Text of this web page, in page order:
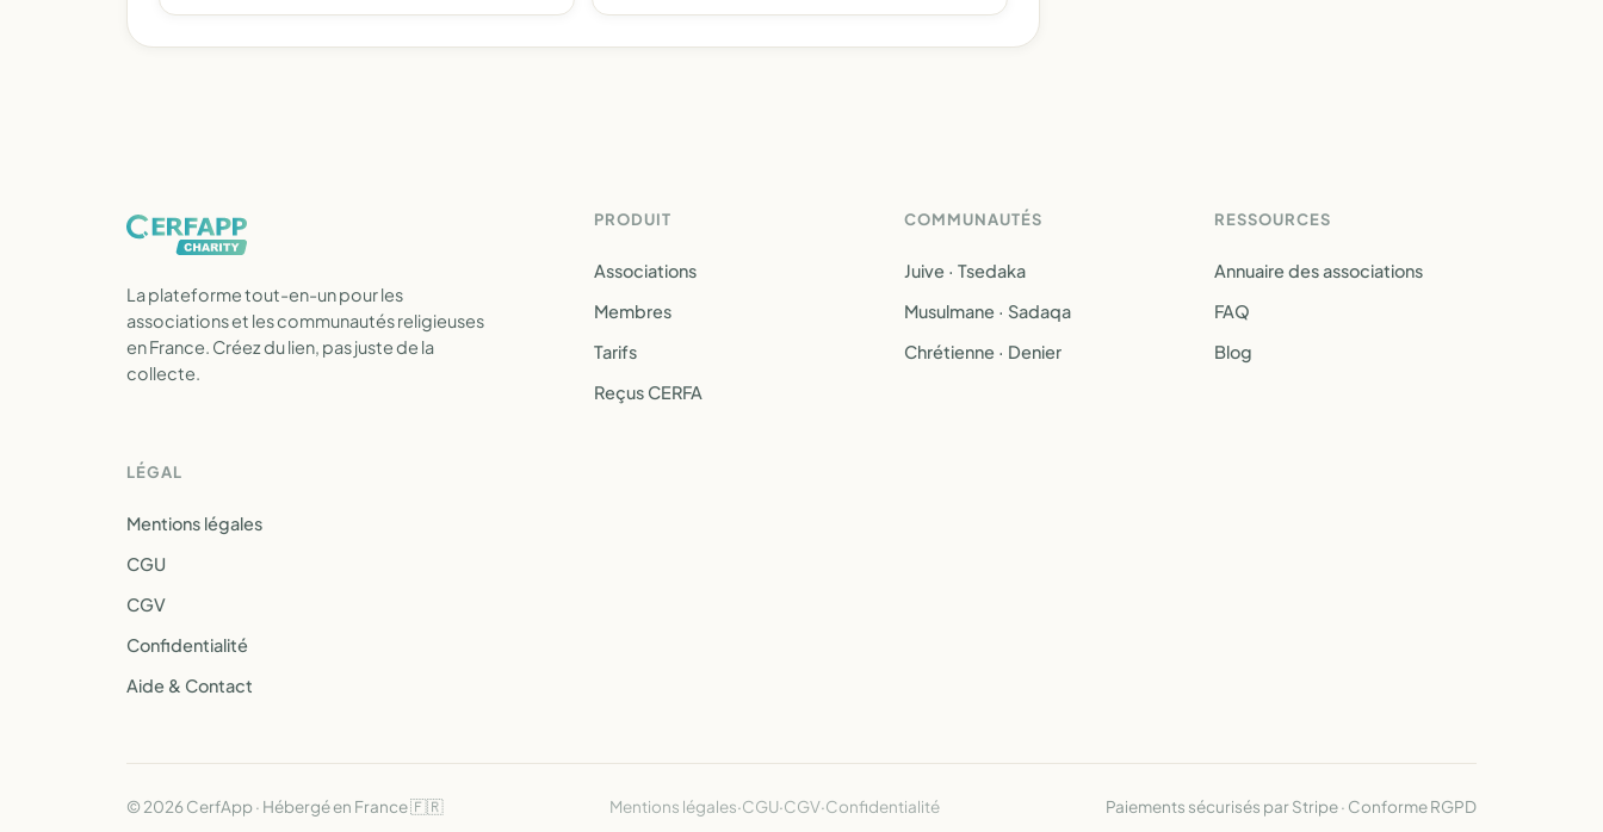
La plateforme tout-en-un pour les
associations et les communautés religieuses
en France. Créez du lien, pas juste de la
collecte.
PRODUIT
Associations
Membres
Tarifs
Reçus CERFA
COMMUNAUTÉS
Juive · Tsedaka
Musulmane · Sadaqa
Chrétienne · Denier
RESSOURCES
Annuaire des associations
FAQ
Blog
LÉGAL
Mentions légales
CGU
CGV
Confidentialité
Aide & Contact
© 2026 CerfApp · Hébergé en France 🇫🇷 Mentions légales·CGU·CGV·Confidentialité Paiements sécurisés par Stripe · Conforme RGPD